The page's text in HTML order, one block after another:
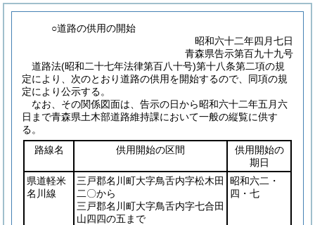
○道路の供用の開始
昭和六十二年四月七日
青森県告示第百九十九号
道路法(昭和二十七年法律第百八十号)第十八条第二項の規
定により、次のとおり道路の供用を開始するので、同項の規
定により公示する。
なお、その関係図面は、告示の日から昭和六十二年五月六
日まで青森県土木部道路維持課において一般の縦覧に供す
る。
路線名
供用開始の区間
供用開始の
期日
県道軽米
名川線
三戸郡名川町大字鳥舌内字松木田
二〇から
三戸郡名川町大字鳥舌内字七合田
山四四の五まで
昭和六二・
四・七